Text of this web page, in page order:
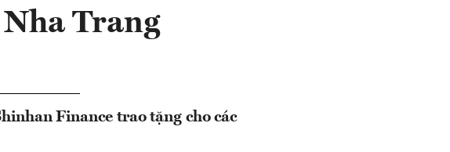
Trang
Finance trao tặng cho các